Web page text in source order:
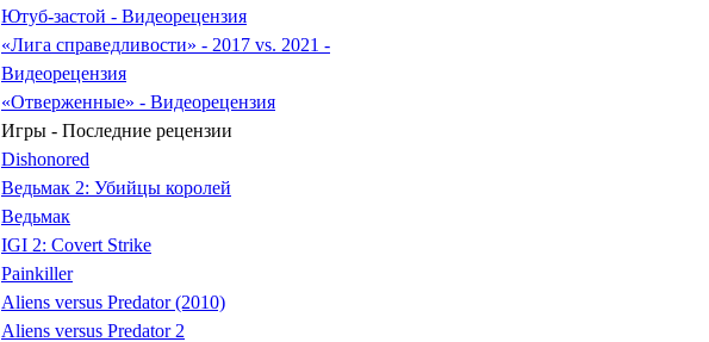
Ютуб-застой - Видеорецензия
«Лига справедливости» - 2017 vs. 2021 -
Видеорецензия
«Отверженные» - Видеорецензия
Игры - Последние рецензии
Dishonored
Ведьмак 2: Убийцы королей
Ведьмак
IGI 2: Covert Strike
Painkiller
Aliens versus Predator (2010)
Aliens versus Predator 2